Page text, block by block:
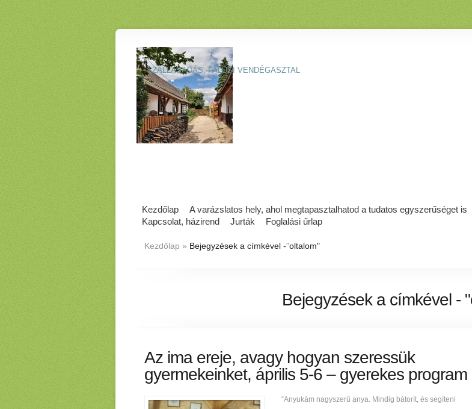
SZÁLLÁSADÁS, FALUSI VENDÉGASZTAL
Kezdőlap A varázslatos hely, ahol megtapasztalhatod a tudatos egyszerűséget is
Kapcsolat, házirend
Jurták Foglalási űrlap
Kezdőlap » Bejegyzések a címkével -"oltalom"
Bejegyzések a címkével -
Az ima ereje, avagy hogyan szeressük
gyermekeinket, április 5-6 – gyerekes program
“Anyukám nagyszerű anya. Mindig bátorít, és segíteni